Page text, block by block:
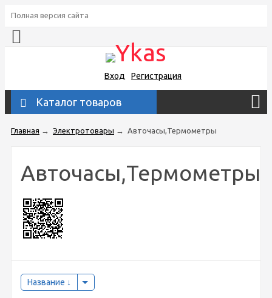
Полная версия сайта
Вход Регистрация
Каталог товаров
Главная → Электротовары → Авточасы,Термометры
Авточасы,Термометры
Название